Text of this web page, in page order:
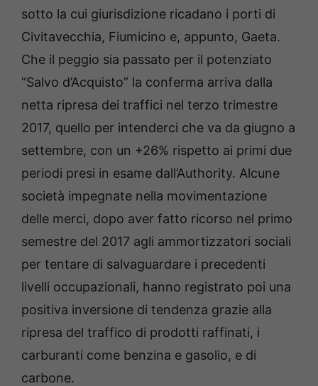
sotto la cui giurisdizione ricadano i porti di
Civitavecchia, Fiumicino e, appunto, Gaeta.
Che il peggio sia passato per il potenziato
“Salvo d’Acquisto” la conferma arriva dalla
netta ripresa dei traffici nel terzo trimestre
2017, quello per intenderci che va da giugno a
settembre, con un +26% rispetto ai primi due
periodi presi in esame dall’Authority. Alcune
società impegnate nella movimentazione
delle merci, dopo aver fatto ricorso nel primo
semestre del 2017 agli ammortizzatori sociali
per tentare di salvaguardare i precedenti
livelli occupazionali, hanno registrato poi una
positiva inversione di tendenza grazie alla
ripresa del traffico di prodotti raffinati, i
carburanti come benzina e gasolio, e di
carbone.